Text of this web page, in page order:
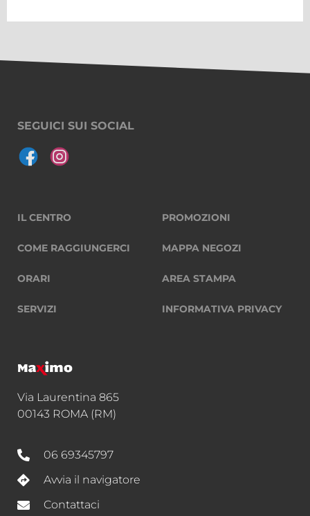
SEGUICI SUI SOCIAL
IL CENTRO
COME RAGGIUNGERCI
ORARI
SERVIZI
PROMOZIONI
MAPPA NEGOZI
AREA STAMPA
INFORMATIVA PRIVACY
Via Laurentina 865
00143 ROMA (RM)
06 69345797
Avvia il navigatore
Contattaci